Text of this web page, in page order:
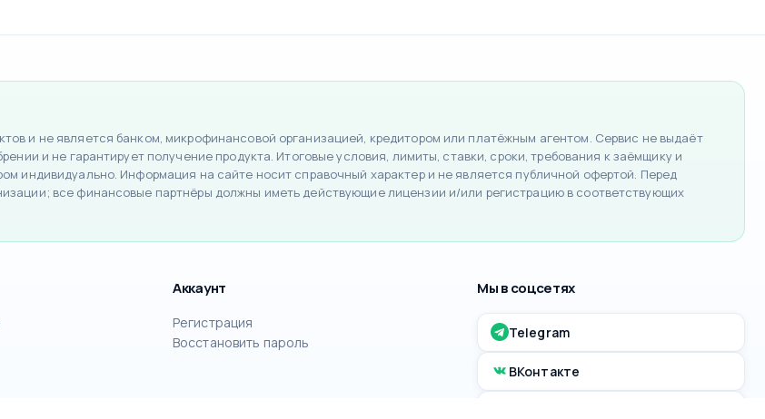
и не является банком, микрофинансовой организацией, кредитором или платёжным агентом. Сервис не выдаёт
и не гарантирует получение продукта. Итоговые условия, лимиты, ставки, сроки, требования к заёмщику и
индивидуально. Информация на сайте носит справочный характер и не является публичной офертой. Перед
все финансовые партнёры должны иметь действующие лицензии и/или регистрацию в соответствующих
Аккаунт
Регистрация
Восстановить пароль
Мы в соцсетях
Telegram
ВКонтакте